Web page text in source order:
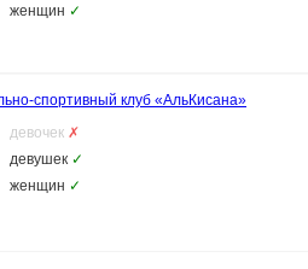
женщин ✓
спортивный клуб «АльКисана»
девочек ✗
девушек ✓
женщин ✓